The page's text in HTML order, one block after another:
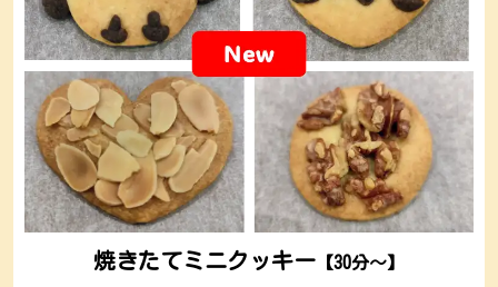
焼きたてミニクッキー 【30分～】